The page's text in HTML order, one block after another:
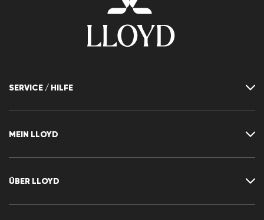
SERVICE / HILFE
Größentabelle
Rücksendung
MEIN LLOYD
Wunschliste
ÜBER LLOYD